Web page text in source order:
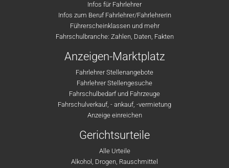
Infos für Fahrlehrer
Infos zum Beruf Fahrlehrer/Fahrlehrerin
Führerscheinklassen und mehr
Fahrschulbranche: Zahlen, Daten, Fakten
Anzeigen-Marktplatz
Fahrlehrer Stellenangebote
Fahrlehrer Stellengesuche
Fahrschulbedarf und Fahrzeuge
Fahrschulverkauf, - ankauf, -vermietung
Anzeige einreichen
Gerichtsurteile
Alle Urteile
Alkohol, Drogen, Rauschmittel